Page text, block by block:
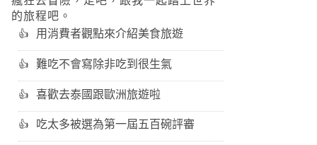
的旅程吧。
用消費者觀點來介紹美食旅遊
難吃不會寫除非吃到很生氣
喜歡去泰國跟歐洲旅遊啦
吃太多被選為第一屆五百碗評審